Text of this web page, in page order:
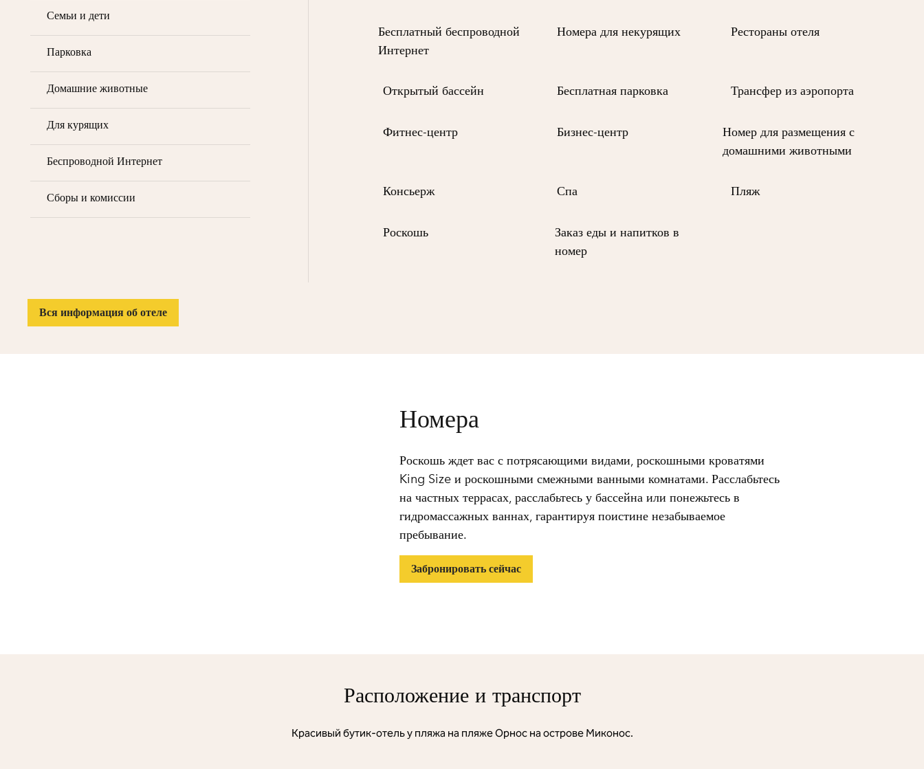
Семьи и дети
Парковка
Домашние животные
Для курящих
Беспроводной Интернет
Сборы и комиссии
Бесплатный беспроводной
Интернет
Номера для некурящих Рестораны отеля
Открытый бассейн Бесплатная парковка Трансфер из аэропорта
Фитнес-центр Бизнес-центр
Номер для размещения с
домашними животными
Консьерж Спа Пляж
Роскошь
Заказ еды и напитков в
номер
Вся информация об отеле
Номера
Роскошь ждет вас с потрясающими видами, роскошными кроватями
King Size и роскошными смежными ванными комнатами. Расслабьтесь
на частных террасах, расслабьтесь у бассейна или понежьтесь в
гидромассажных ваннах, гарантируя поистине незабываемое
пребывание.
Забронировать сейчас
Расположение и транспорт
Красивый бутик-отель у пляжа на пляже Орнос на острове Миконос.